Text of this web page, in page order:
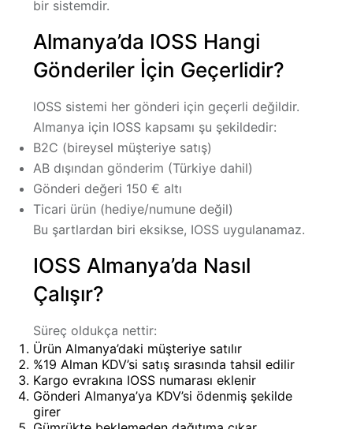
bir sistemdir.
Almanya’da IOSS Hangi
Gönderiler İçin Geçerlidir?
IOSS sistemi her gönderi için geçerli değildir.
Almanya için IOSS kapsamı şu şekildedir:
B2C (bireysel müşteriye satış)
AB dışından gönderim (Türkiye dahil)
Gönderi değeri 150 € altı
Ticari ürün (hediye/numune değil)
Bu şartlardan biri eksikse, IOSS uygulanamaz.
IOSS Almanya’da Nasıl
Çalışır?
Süreç oldukça nettir:
Ürün Almanya’daki müşteriye satılır
%19 Alman KDV’si satış sırasında tahsil edilir
Kargo evrakına IOSS numarası eklenir
Gönderi Almanya’ya KDV’si ödenmiş şekilde
girer